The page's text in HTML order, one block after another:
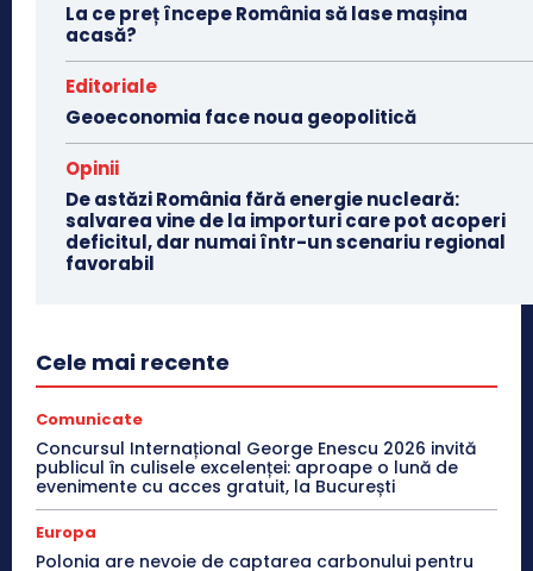
La ce preț începe România să lase mașina
acasă?
Editoriale
Geoeconomia face noua geopolitică
Opinii
De astăzi România fără energie nucleară:
salvarea vine de la importuri care pot acoperi
deficitul, dar numai într-un scenariu regional
favorabil
Cele mai recente
Comunicate
Concursul Internațional George Enescu 2026 invită
publicul în culisele excelenței: aproape o lună de
evenimente cu acces gratuit, la București
Europa
Polonia are nevoie de captarea carbonului pentru